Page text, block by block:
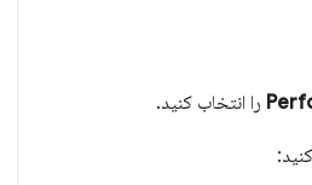
را انتخاب کنید.